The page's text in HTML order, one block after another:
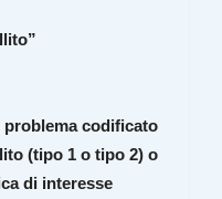
problema codificato
(tipo 1 o tipo 2) o
di interesse